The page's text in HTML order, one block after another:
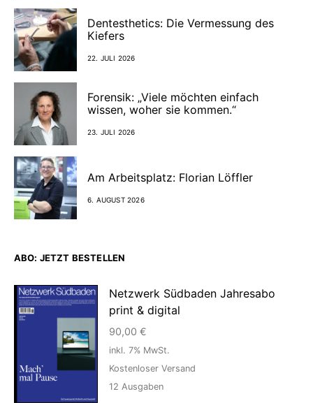
Dentesthetics: Die Vermessung des
Kiefers
22. JULI 2026
Forensik: „Viele möchten einfach
wissen, woher sie kommen.“
23. JULI 2026
Am Arbeitsplatz: Florian Löffler
6. AUGUST 2026
ABO: JETZT BESTELLEN
Netzwerk Südbaden Jahresabo
print & digital
90,00 €
inkl. 7% MwSt.
Kostenloser Versand
12 Ausgaben